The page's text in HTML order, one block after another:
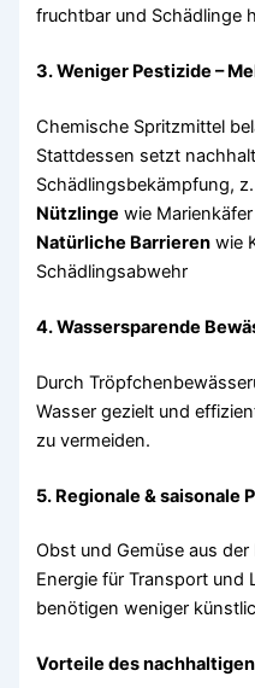
fruchtbar und Schädlinge
3. Weniger Pestizide –
Chemische Spritzmittel
Stattdessen setzt
Schädlingsbekämpfung, z.
Nützlinge wie
Natürliche Barrieren wie
Schädlingsabwehr
4. Wassersparende
Durch
Wasser gezielt und
zu vermeiden.
5. Regionale & saisonale
Obst und Gemüse aus
Energie für Transport und
benötigen weniger
Vorteile des